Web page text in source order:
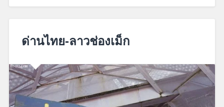
5,
2019
ด่านไทย-ลาวช่องเม็ก